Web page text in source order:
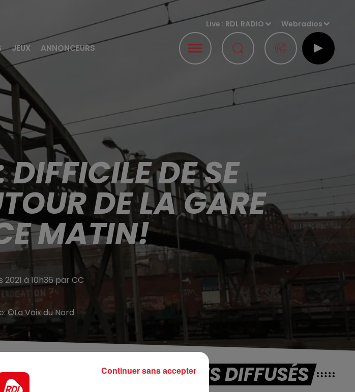
JEUX ANNONCEURS
Live : RDL RADIO Webradios
DE SE
DE LA GARE
MATIN!
2021 à 10h36 par CC
©La Voix du Nord
TITRES DIFFUSÉS
Continuer sans accepter